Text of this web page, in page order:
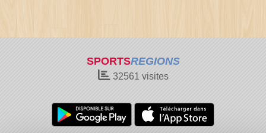
SPORTSREGIONS
32561 visites